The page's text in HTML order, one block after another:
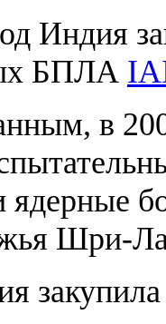
Индия
БПЛА
в
Шри-